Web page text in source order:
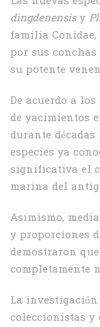
dingdenensisy
familia
por sus conchas
su potente
De acuerdo a
de yacimientos
durante
especies ya
significativa el
marina del
Asimismo,
y proporciones
demostraron
completamente
La
coleccionistas y